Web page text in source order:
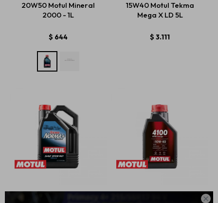

20W50 Motul Mineral
2000 - 1L
$ 644
15W40 Motul Tekma
Mega X LD 5L
$ 3.111